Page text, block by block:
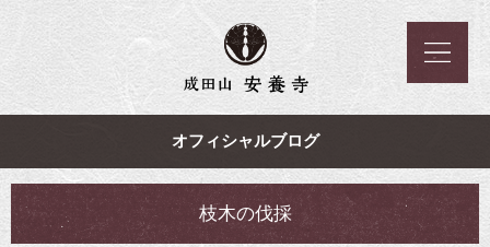
オフィシャルブログ
枝木の伐採